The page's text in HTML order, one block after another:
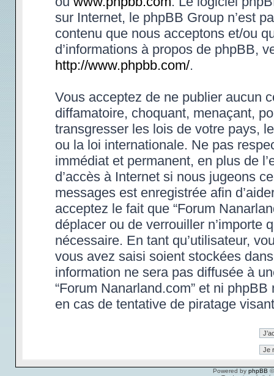
sur Internet, le phpBB Group n’est
contenu que nous acceptons et/ou
d’informations à propos de phpBB,
http://www.phpbb.com/.
Vous acceptez de ne publier aucun
diffamatoire, choquant, menaçant,
transgresser les lois de votre pays,
ou la loi internationale. Ne pas
immédiat et permanent, en plus de
d’accès à Internet si nous jugeons
messages est enregistrée afin
acceptez le fait que “Forum
déplacer ou de verrouiller n’importe
nécessaire. En tant qu’utilisateur,
vous avez saisi soient stockées
information ne sera pas diffusée à
“Forum Nanarland.com” et ni
en cas de tentative de piratage
Powered by phpBB